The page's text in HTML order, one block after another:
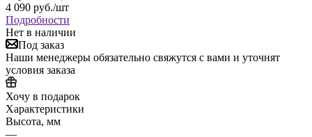
4 090 руб./шт
Подробности
Нет в наличии
Под заказ
Наши менеджеры обязательно свяжутся с вами и уточнят
условия заказа
Хочу в подарок
Характеристики
Высота, мм
—